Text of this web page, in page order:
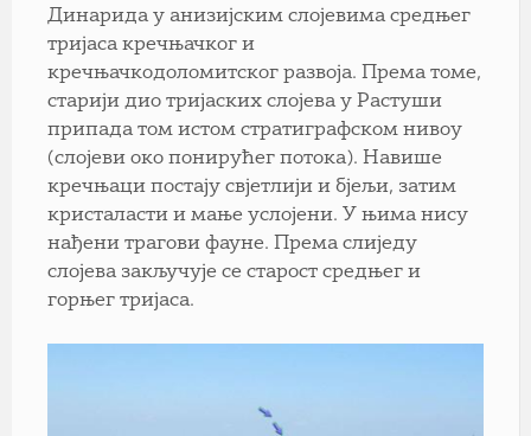
Динарида у анизијским слојевима средњег
тријаса кречњачког и
кречњачкодоломитског развоја. Према томе,
старији дио тријаских слојева у Растуши
припада том истом стратиграфском нивоу
(слојеви око понирућег потока). Навише
кречњаци постају свјетлији и бјељи, затим
кристаласти и мање услојени. У њима нису
нађени трагови фауне. Према слиједу
слојева закључује се старост средњег и
горњег тријаса.